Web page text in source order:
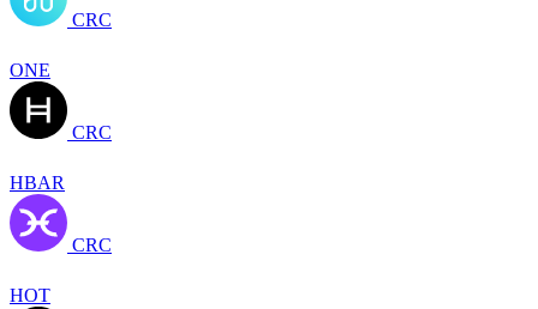
CRC
ONE
CRC
HBAR
CRC
HOT